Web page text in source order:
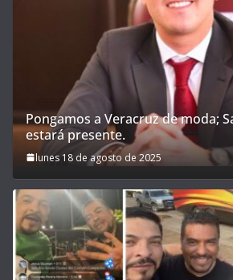
Pongamos a Veracruz de moda;
estará presente.
lunes 18 de agosto de 2025